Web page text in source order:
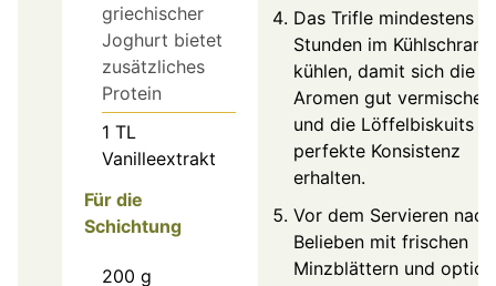
griechischer
Joghurt bietet
zusätzliches
Protein
1 TL
Vanilleextrakt
Für die
Schichtung
200 g
Das Trifle mindestens 2
Stunden im Kühlschrank
kühlen, damit sich die
Aromen gut vermischen
und die Löffelbiskuits
perfekte Konsistenz
erhalten.
Vor dem Servieren nach
Belieben mit frischen
Minzblättern und